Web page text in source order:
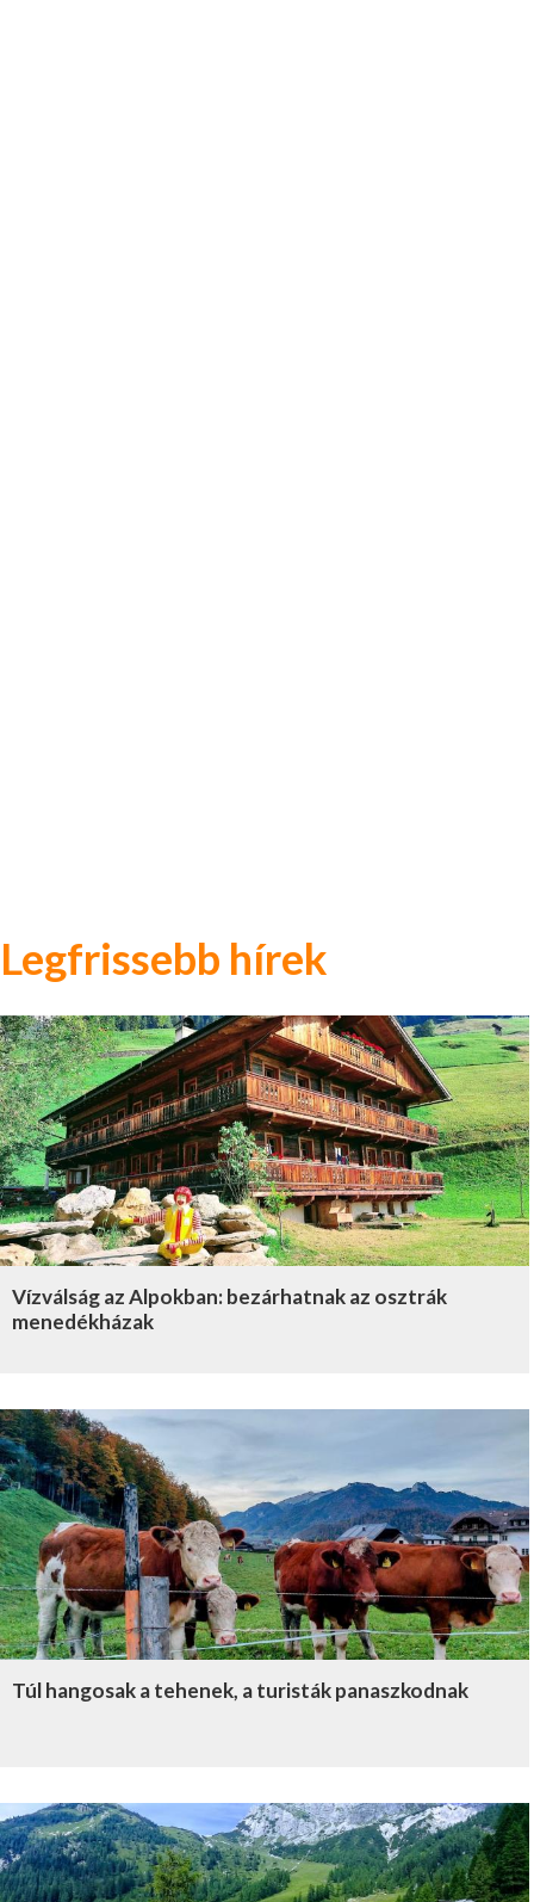
Legfrissebb hírek
Vízválság az Alpokban: bezárhatnak az osztrák
menedékházak
Túl hangosak a tehenek, a turisták panaszkodnak